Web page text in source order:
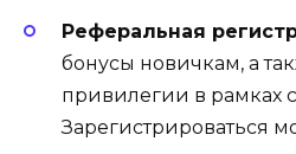
Реферальная
бонусы новичкам, а
привилегии в рамках
Зарегистрироваться